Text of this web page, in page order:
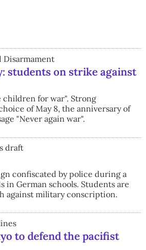
Disarmament
students on strike against
children for war". Strong
of May 8, the anniversary of
"Never again war".
draft
confiscated by police during a
in German schools. Students are
against military conscription.
to defend the pacifist